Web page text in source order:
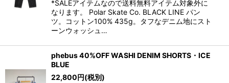
*SALEアイテムなので送料無料アイテム対象外に
なります。 Polar Skate Co. BLACK LINE パン
ツ。コットン100% 435g。タフなデニム地にスト
ーンウォッシュ…
phebus 40%OFF WASHI DENIM SHORTS・ICE
BLUE
22,800円(税別)